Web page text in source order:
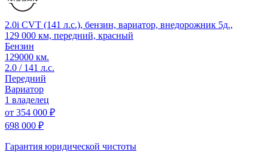
2.0i CVT (141 л.с.), бензин, вариатор, внедорожник 5д.,
129 000 км, передний, красный
Бензин
129000 км.
2.0 / 141 л.с.
Передний
Вариатор
1 владелец
от 354 000 ₽
698 000 ₽
Гарантия юридической чистоты